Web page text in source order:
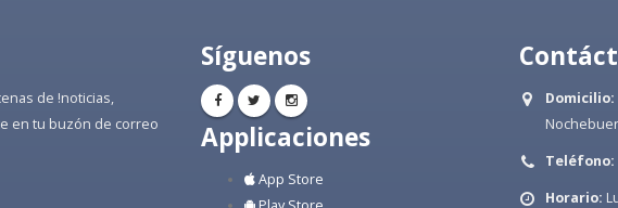
de !noticias,
en tu buzón de correo
Síguenos
Applicaciones
App Store
Domicilio:
Teléfono:
Horario: